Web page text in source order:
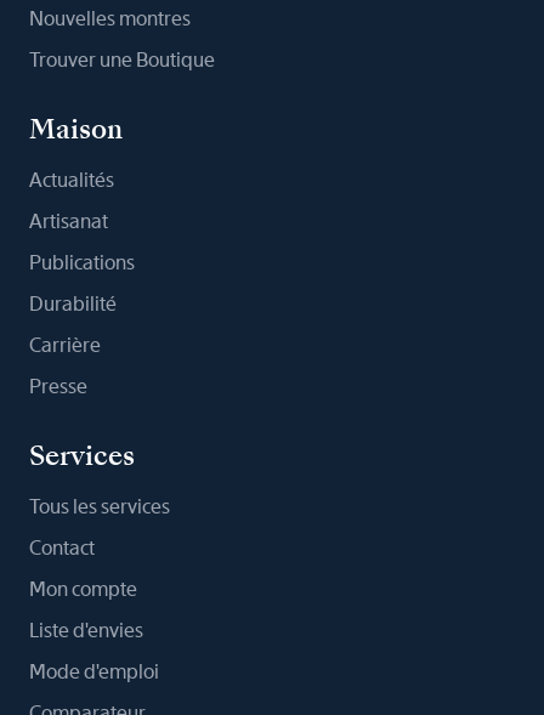
Nouvelles montres
Trouver une Boutique
Maison
Actualités
Artisanat
Publications
Durabilité
Carrière
Presse
Services
Tous les services
Contact
Mon compte
Liste d'envies
Mode d'emploi